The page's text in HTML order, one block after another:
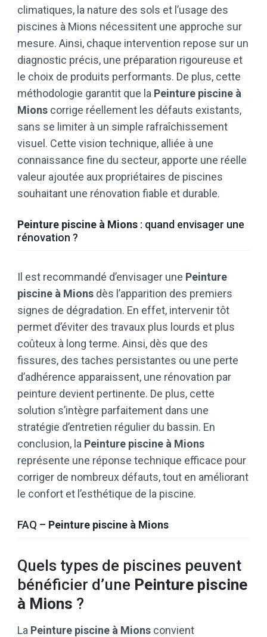
climatiques, la nature des sols et l’usage des
piscines à Mions nécessitent une approche sur
mesure. Ainsi, chaque intervention repose sur un
diagnostic précis, une préparation rigoureuse et
le choix de produits performants. De plus, cette
méthodologie garantit que la Peinture piscine à
Mions corrige réellement les défauts existants,
sans se limiter à un simple rafraîchissement
visuel. Cette vision technique, alliée à une
connaissance fine du secteur, apporte une réelle
valeur ajoutée aux propriétaires de piscines
souhaitant une rénovation fiable et durable.
Peinture piscine à Mions : quand envisager une
rénovation ?
Il est recommandé d’envisager une Peinture
piscine à Mions dès l’apparition des premiers
signes de dégradation. En effet, intervenir tôt
permet d’éviter des travaux plus lourds et plus
coûteux à long terme. Ainsi, dès que des
fissures, des taches persistantes ou une perte
d’adhérence apparaissent, une rénovation par
peinture devient pertinente. De plus, cette
solution s’intègre parfaitement dans une
stratégie d’entretien régulier du bassin. En
conclusion, la Peinture piscine à Mions
représente une réponse technique efficace pour
corriger de nombreux défauts, tout en améliorant
le confort et l’esthétique de la piscine.
FAQ – Peinture piscine à Mions
Quels types de piscines peuvent
bénéficier d’une Peinture piscine
à Mions ?
La Peinture piscine à Mions convient